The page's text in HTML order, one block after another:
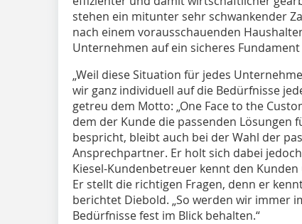
stehen ein mitunter sehr schwankender
nach einem vorausschauenden
Unternehmen auf ein sicheres Fundament
„Weil diese Situation für jedes
wir ganz individuell auf die Bedürfnisse
getreu dem Motto: „One Face to the
dem der Kunde die passenden Lösungen
bespricht, bleibt auch bei der Wahl der
Ansprechpartner. Er holt sich dabei
Kiesel-Kundenbetreuer kennt den
Er stellt die richtigen Fragen, denn er
berichtet Diebold. „So werden wir immer
Bedürfnisse fest im Blick behalten.“